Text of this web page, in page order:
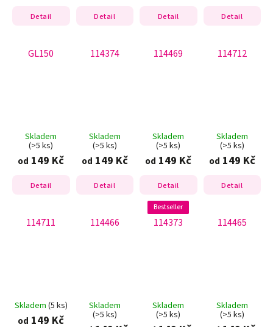
Detail Detail Detail Detail
Skladem
(>5 ks)
od 149 Kč
Detail
GL150
Skladem
(>5 ks)
od 149 Kč
Detail
114374
Skladem
(>5 ks)
od 149 Kč
Detail
114469
Skladem
(>5 ks)
od 149 Kč
Detail
114712
Skladem (5 ks)
od 149 Kč
114711
Skladem
(>5 ks)
114466
Bestseller
Skladem
(>5 ks)
114373
Skladem
(>5 ks)
114465